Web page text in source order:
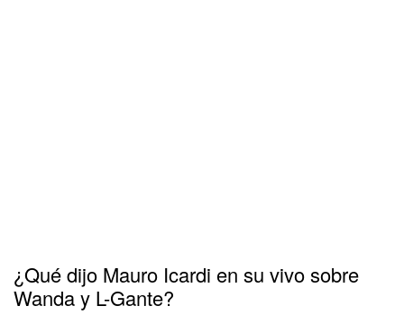
¿Qué dijo Mauro Icardi en su vivo sobre
Wanda y L-Gante?